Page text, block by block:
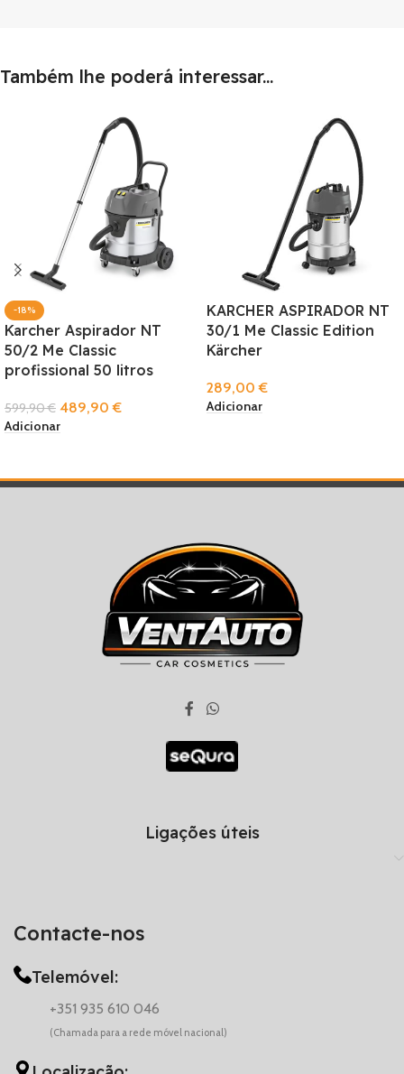
Também lhe poderá interessar...
-18%
Karcher Aspirador NT
50/2 Me Classic
profissional 50 litros
599,90€ 489,90€
Adicionar
KARCHER ASPIRADOR NT
30/1 Me Classic Edition
Kärcher
289,00€
Adicionar
Contacte-nos
Telemóvel:
+351 935 610 046
(Chamada para a rede móvel nacional)
Ligações úteis